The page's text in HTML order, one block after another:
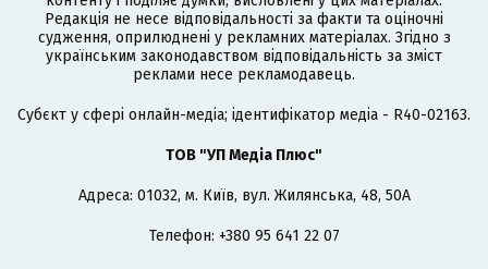
Редакція не несе відповідальності за факти та оціночні
судження, оприлюднені у рекламних матеріалах. Згідно з
українським законодавством відповідальність за зміст
реклами несе рекламодавець.
Cубєкт у сфері онлайн-медіа; ідентифікатор медіа - R40-02163.
ТОВ "УП Медіа Плюс"
Адреса: 01032, м. Київ, вул. Жилянська, 48, 50А
Телефон: +380 95 641 22 07